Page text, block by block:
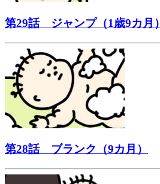
第29話 ジャンプ（1歳9カ月）
第28話 ブランク（9カ月）